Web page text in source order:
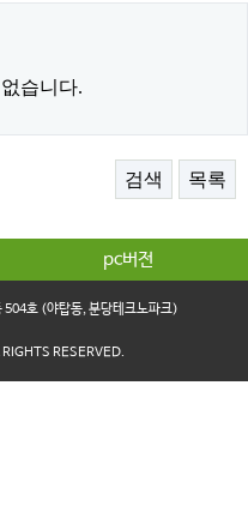
습니다.
검색 목록
pc버전
504호 (야탑동, 분당테크노파크)
RESERVED.